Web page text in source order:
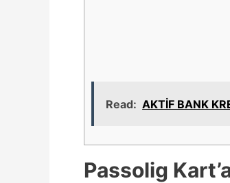
Read: AKTİF BANK
Passolig